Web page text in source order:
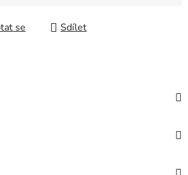
se Sdílet